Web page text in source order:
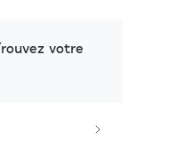
votre